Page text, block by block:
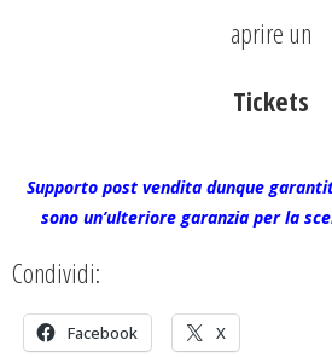
aprire un
Tickets
Supporto post vendita dunque
sono un’ulteriore garanzia per la
Condividi:
Facebook X